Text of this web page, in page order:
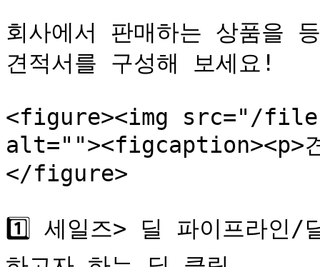
회사에서 판매하는 상품을
견적서를 구성해 보세요!
<figure><img src="/files/
alt=""><figcaption><p>
</figure>
1️⃣ 세일즈> 딜 파이프라인/